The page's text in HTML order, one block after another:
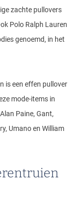
zachte pullovers
Polo Ralph Lauren
genoemd, in het
is een effen pullover
mode-items in
Paine, Gant,
Umano en William